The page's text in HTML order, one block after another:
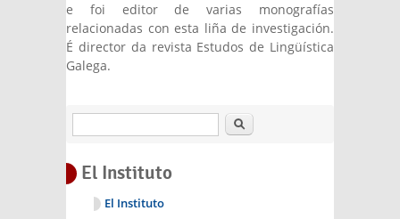
e foi editor de varias monografías
relacionadas con esta liña de investigación.
É director da revista Estudos de Lingüística
Galega.
Buscar
El Instituto
El Instituto